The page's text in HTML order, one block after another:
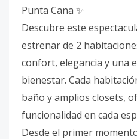
Punta Cana ✨
Descubre este
estrenar de 2
confort, elegancia y una
bienestar. Cada
baño y amplios closets,
funcionalidad en cada
Desde el primer